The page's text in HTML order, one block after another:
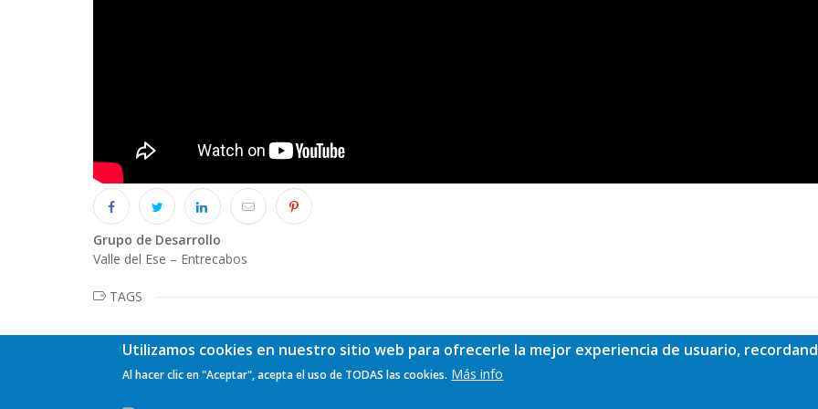
Grupo de Desarrollo
Valle del Ese – Entrecabos
TAGS
Utilizamos cookies en nuestro sitio web para ofrecerle la mejor experiencia de usuario,
Al hacer clic en "Aceptar", acepta el uso de TODAS las cookies. Más info